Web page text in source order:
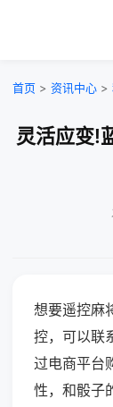
首页 > 资讯中心 >
灵活应变!
想要遥控麻
控，可以联
过电商平台
性，和骰子